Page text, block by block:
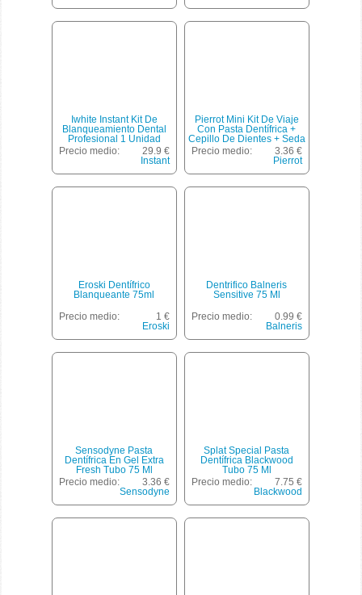
Iwhite Instant Kit De
Blanqueamiento Dental
Profesional 1 Unidad
Precio medio:
29.9 €
Instant
Pierrot Mini Kit De Viaje
Con Pasta Dentífrica +
Cepillo De Dientes + Seda
Dental Blister 1 Unidad
Precio medio:
3.36 €
Pierrot
Eroski Dentífrico
Blanqueante 75ml
Precio medio:
1 €
Eroski
Dentrifico Balneris
Sensitive 75 Ml
Precio medio:
0.99 €
Balneris
Sensodyne Pasta
Dentífrica En Gel Extra
Fresh Tubo 75 Ml
Precio medio:
3.36 €
Sensodyne
Splat Special Pasta
Dentífrica Blackwood
Tubo 75 Ml
Precio medio:
7.75 €
Blackwood